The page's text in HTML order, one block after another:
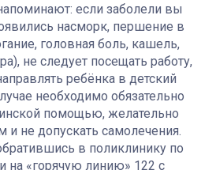
если заболели вы
насморк, першение в
головная боль, кашель,
не следует посещать работу,
ребёнка в детский
необходимо обязательно
помощью, желательно
и не допускать самолечения.
в поликлинику по
на «горячую линию» 122 с